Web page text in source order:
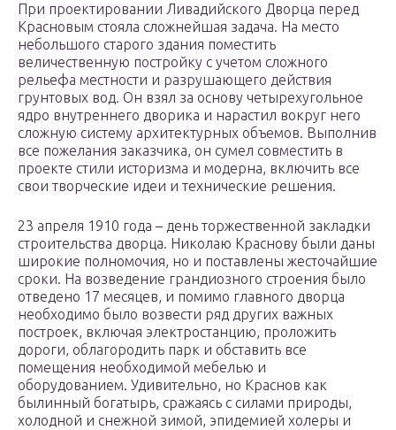
При проектировании Ливадийского Дворца перед
Красновым стояла сложнейшая задача. На место
небольшого старого здания поместить
величественную постройку с учетом сложного
рельефа местности и разрушающего действия
грунтовых вод. Он взял за основу четырехугольное
ядро внутреннего дворика и нарастил вокруг него
сложную систему архитектурных объемов. Выполнив
все пожелания заказчика, он сумел совместить в
проекте стили историзма и модерна, включить все
свои творческие идеи и технические решения.
23 апреля 1910 года – день торжественной закладки
строительства дворца. Николаю Краснову были даны
широкие полномочия, но и поставлены жесточайшие
сроки. На возведение грандиозного строения было
отведено 17 месяцев, и помимо главного дворца
необходимо было возвести ряд других важных
построек, включая электростанцию, проложить
дороги, облагородить парк и обставить все
помещения необходимой мебелью и
оборудованием. Удивительно, но Краснов как
былинный богатырь, сражаясь с силами природы,
холодной и снежной зимой, эпидемией холеры и